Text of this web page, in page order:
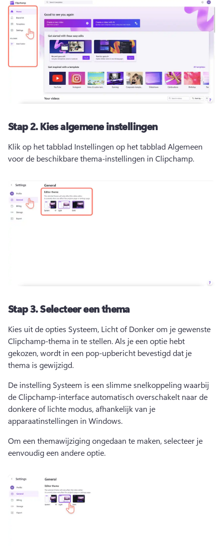
Stap 2.Kies algemene instellingen
Klik op het tabblad Instellingen op het tabblad Algemeen
voor de beschikbare thema-instellingen in Clipchamp.
Stap 3.Selecteer een thema
Kies uit de opties Systeem, Licht of Donker om je gewenste
Clipchamp-thema in te stellen. Als je een optie hebt
gekozen, wordt in een pop-upbericht bevestigd dat je
thema is gewijzigd.
De instelling Systeem is een slimme snelkoppeling waarbij
de Clipchamp-interface automatisch overschakelt naar de
donkere of lichte modus, afhankelijk van je
apparaatinstellingen in Windows.
Om een themawijziging ongedaan te maken, selecteer je
eenvoudig een andere optie.